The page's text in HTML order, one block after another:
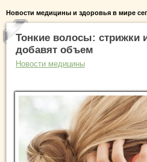
Новости медицины и здоровья в мире
Тонкие волосы: стрижки
добавят объем
Новости медицины